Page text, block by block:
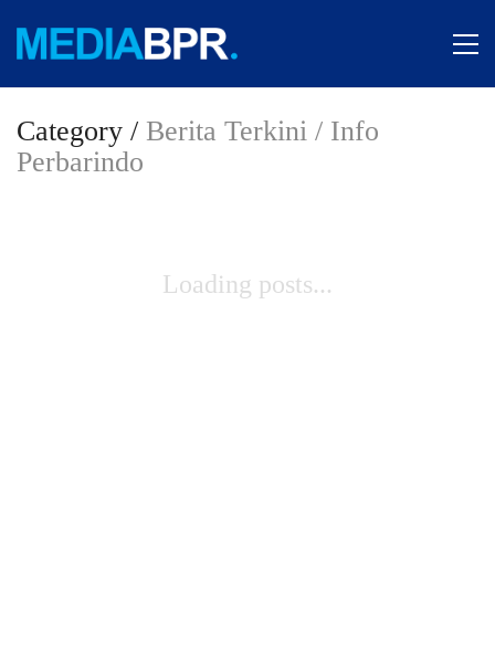
Category / Berita Terkini / Info
Perbarindo
Loading posts...